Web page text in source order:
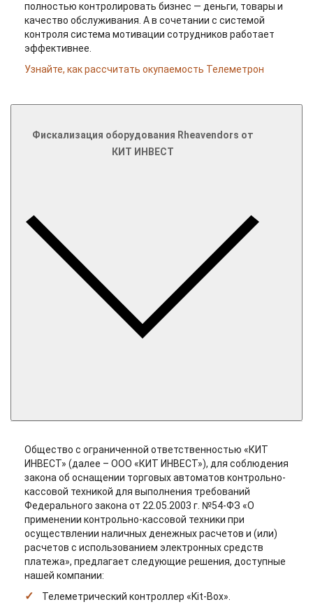
полностью контролировать бизнес — деньги, товары и
качество обслуживания. А в сочетании с системой
контроля система мотивации сотрудников работает
эффективнее.
Узнайте, как рассчитать окупаемость Телеметрон
Фискализация оборудования Rheavendors от
КИТ ИНВЕСТ
Общество с ограниченной ответственностью «КИТ
ИНВЕСТ» (далее – ООО «КИТ ИНВЕСТ»), для соблюдения
закона об оснащении торговых автоматов контрольно-
кассовой техникой для выполнения требований
Федерального закона от 22.05.2003 г. №54-ФЗ «О
применении контрольно-кассовой техники при
осуществлении наличных денежных расчетов и (или)
расчетов с использованием электронных средств
платежа», предлагает следующие решения, доступные
нашей компании:
Телеметрический контроллер «Kit-Box».